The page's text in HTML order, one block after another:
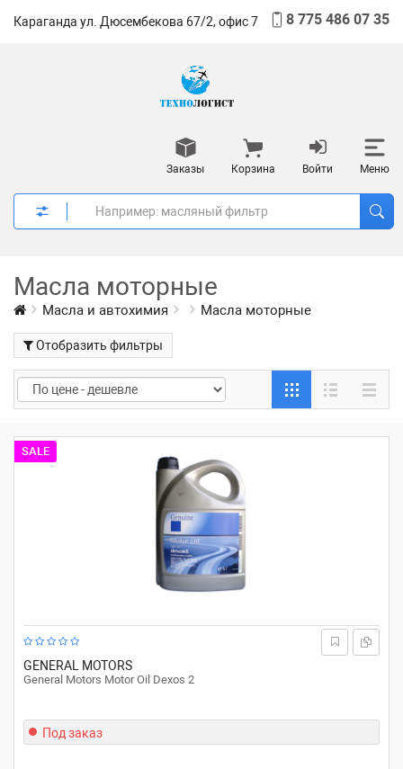
Караганда ул. Дюсембекова 67/2, офис 7 8 775 486 07 35
Заказы Корзина Войти Меню
Масла моторные
Масла и автохимия Масла моторные
Отобразить фильтры
GENERAL MOTORS
General Motors Motor Oil Dexos 2
SALE
Под заказ